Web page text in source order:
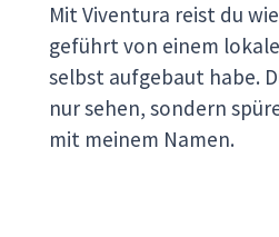
Mit Viventura reist du
geführt von einem
selbst aufgebaut habe.
nur sehen, sondern
mit meinem Namen.